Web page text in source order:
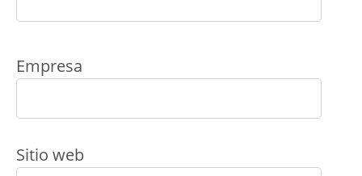
Empresa
Sitio web